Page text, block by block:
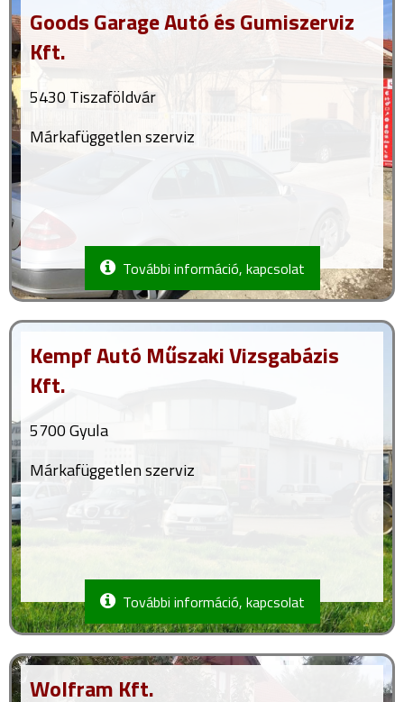
Goods Garage Autó és Gumiszerviz
Kft.
5430 Tiszaföldvár
Márkafüggetlen szerviz
További információ, kapcsolat
Kempf Autó Műszaki Vizsgabázis
Kft.
5700 Gyula
Márkafüggetlen szerviz
További információ, kapcsolat
Wolfram Kft.